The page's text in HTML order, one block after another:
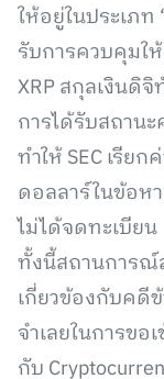
ให้อยู่ในประเภ
รับการควบคุมใ
XRP สกุลเงินดิ
การได้รับสถาน
ทำให้ SEC เรีย
ดอลลาร์ในข้อห
ไม่ได้จดทะเบียน
ทั้งนี้สถานการณ์
เกี่ยวข้องกับคดี
จำเลยในการขอ
กับ